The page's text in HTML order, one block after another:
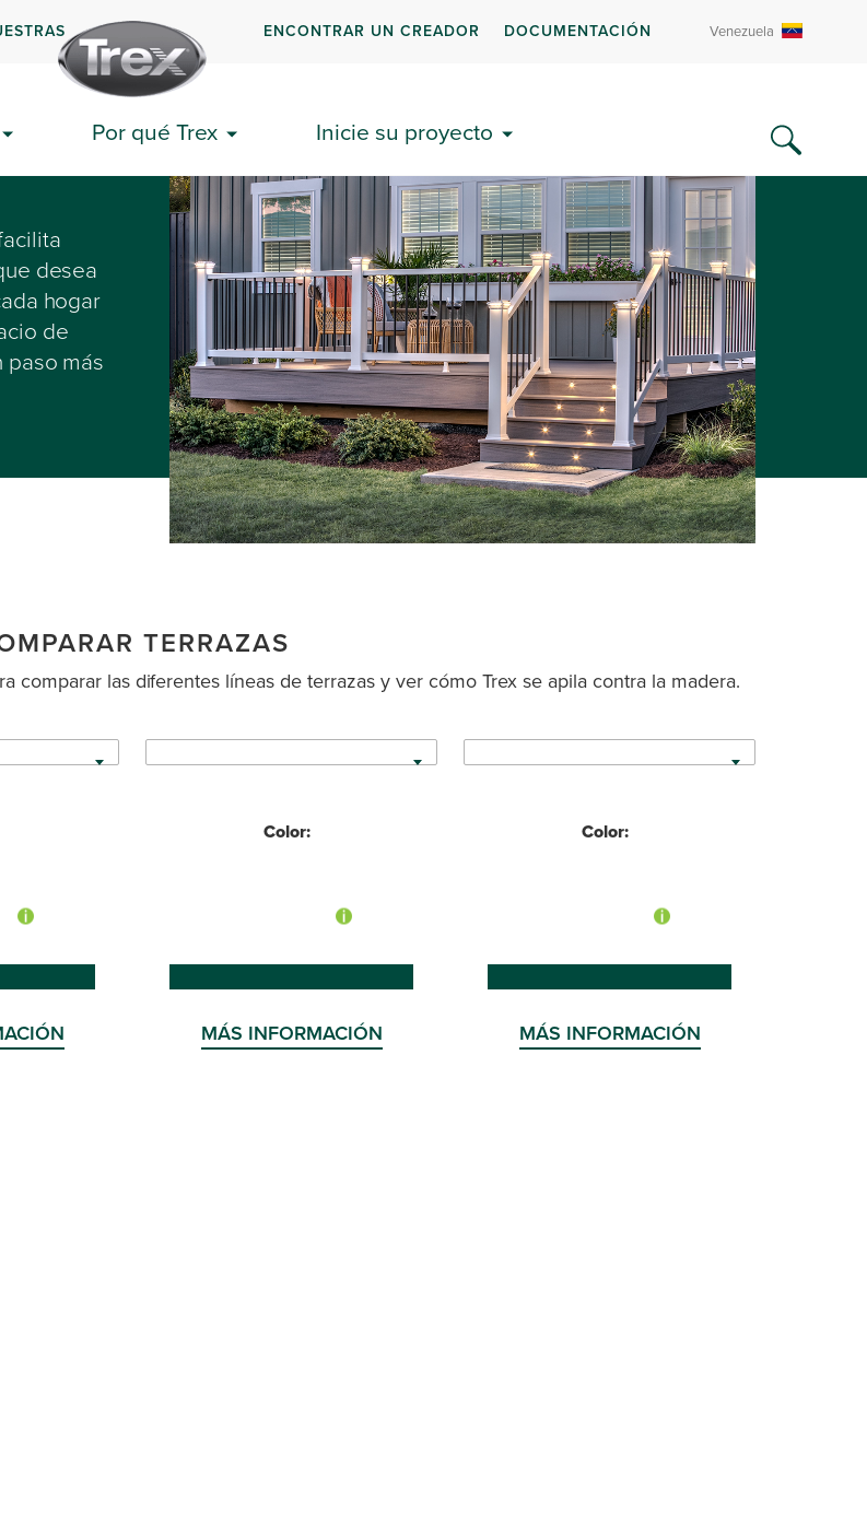
ENCONTRAR UN CREADOR DOCUMENTACIÓN Venezuela
Por qué Trex Inicie su proyecto
desea
hogar
de
más
TERRAZAS
comparar las diferentes líneas de terrazas y ver cómo Trex se apila contra la madera.
Color:
MÁS INFORMACIÓN
Color:
MÁS INFORMACIÓN